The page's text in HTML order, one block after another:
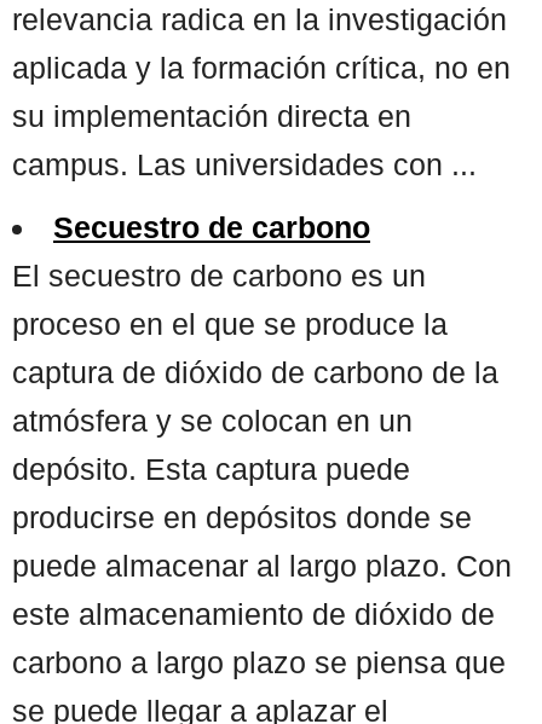
relevancia radica en la investigación
aplicada y la formación crítica, no en
su implementación directa en
campus. Las universidades con ...
Secuestro de carbono
El secuestro de carbono es un
proceso en el que se produce la
captura de dióxido de carbono de la
atmósfera y se colocan en un
depósito. Esta captura puede
producirse en depósitos donde se
puede almacenar al largo plazo. Con
este almacenamiento de dióxido de
carbono a largo plazo se piensa que
se puede llegar a aplazar el